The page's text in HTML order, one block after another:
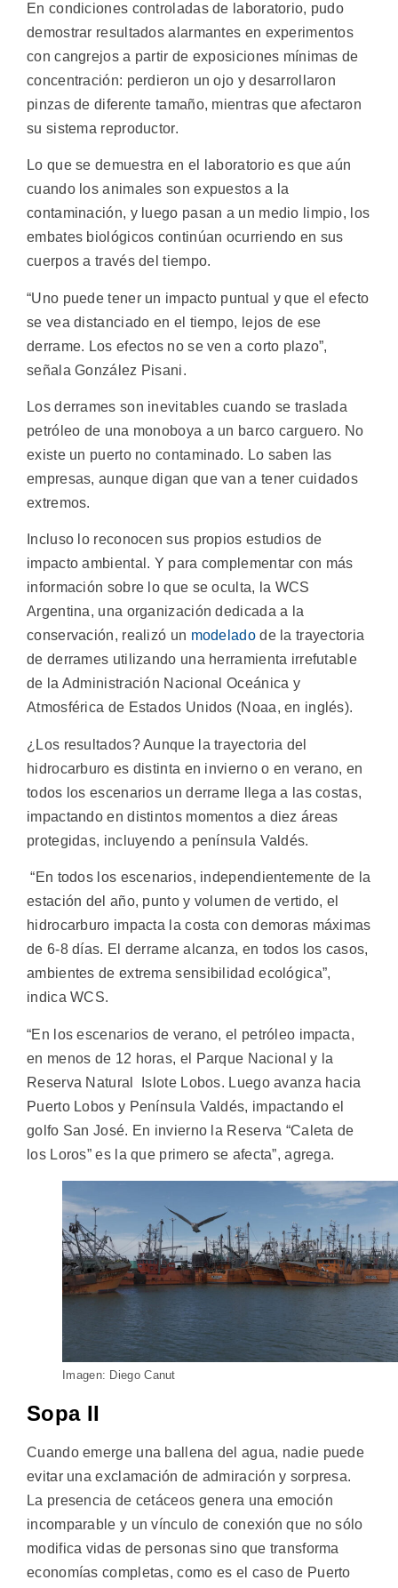
En condiciones controladas de laboratorio, pudo
demostrar resultados alarmantes en experimentos
con cangrejos a partir de exposiciones mínimas de
concentración: perdieron un ojo y desarrollaron
pinzas de diferente tamaño, mientras que afectaron
su sistema reproductor.
Lo que se demuestra en el laboratorio es que aún
cuando los animales son expuestos a la
contaminación, y luego pasan a un medio limpio, los
embates biológicos continúan ocurriendo en sus
cuerpos a través del tiempo.
“Uno puede tener un impacto puntual y que el efecto
se vea distanciado en el tiempo, lejos de ese
derrame. Los efectos no se ven a corto plazo”,
señala González Pisani.
Los derrames son inevitables cuando se traslada
petróleo de una monoboya a un barco carguero. No
existe un puerto no contaminado. Lo saben las
empresas, aunque digan que van a tener cuidados
extremos.
Incluso lo reconocen sus propios estudios de
impacto ambiental. Y para complementar con más
información sobre lo que se oculta, la WCS
Argentina, una organización dedicada a la
conservación, realizó un modeladode la trayectoria
de derrames utilizando una herramienta irrefutable
de la Administración Nacional Oceánica y
Atmosférica de Estados Unidos (Noaa, en inglés).
¿Los resultados? Aunque la trayectoria del
hidrocarburo es distinta en invierno o en verano, en
todos los escenarios un derrame llega a las costas,
impactando en distintos momentos a diez áreas
protegidas, incluyendo a península Valdés.
“En todos los escenarios, independientemente de la
estación del año, punto y volumen de vertido, el
hidrocarburo impacta la costa con demoras máximas
de 6-8 días. El derrame alcanza, en todos los casos,
ambientes de extrema sensibilidad ecológica”,
indica WCS.
“En los escenarios de verano, el petróleo impacta,
en menos de 12 horas, el Parque Nacional y la
Reserva Natural Islote Lobos. Luego avanza hacia
Puerto Lobos y Península Valdés, impactando el
golfo San José. En invierno la Reserva “Caleta de
los Loros” es la que primero se afecta”, agrega.
Imagen: Diego Canut
Sopa II
Cuando emerge una ballena del agua, nadie puede
evitar una exclamación de admiración y sorpresa.
La presencia de cetáceos genera una emoción
incomparable y un vínculo de conexión que no sólo
modifica vidas de personas sino que transforma
economías completas, como es el caso de Puerto